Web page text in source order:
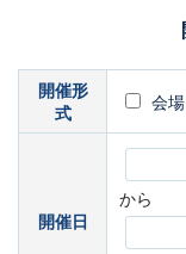
開催形
式
会場
開催日
から